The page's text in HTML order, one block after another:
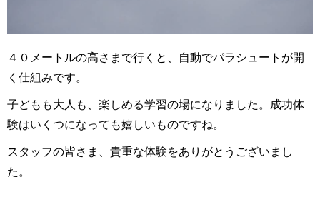
４０メートルの高さまで行くと、自動でパラシュートが開
く仕組みです。
子どもも大人も、楽しめる学習の場になりました。成功体
験はいくつになっても嬉しいものですね。
スタッフの皆さま、貴重な体験をありがとうございまし
た。